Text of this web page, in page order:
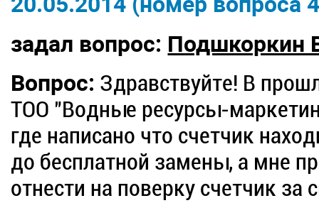
задал вопрос: Подшкоркин
Вопрос: Здравствуйте! В
ТОО "Водные ресурсы-
где написано что счетчик
до бесплатной замены, а мне
отнести на поверку счетчик за